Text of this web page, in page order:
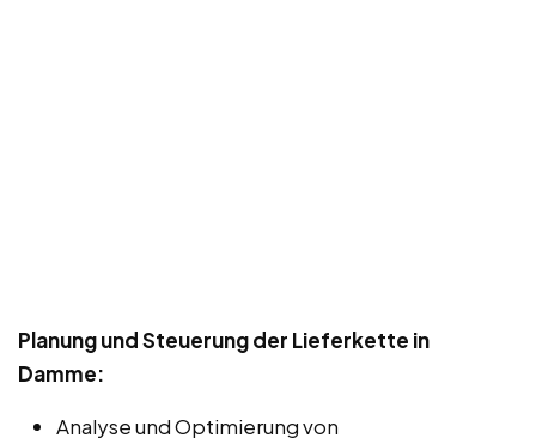
Planung und Steuerung der Lieferkette in
Damme:
Analyse und Optimierung von